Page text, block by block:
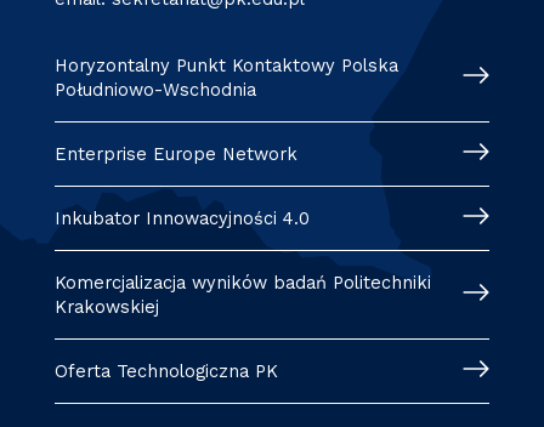
Horyzontalny Punkt Kontaktowy Polska
Południowo-Wschodnia
Enterprise Europe Network
Inkubator Innowacyjności 4.0
Komercjalizacja wyników badań Politechniki
Krakowskiej
Oferta Technologiczna PK